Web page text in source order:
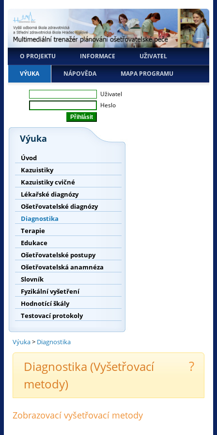
O PROJEKTU INFORMACE UŽIVATEL
VÝUKA NÁPOVĚDA MAPA PROGRAMU
Uživatel
Heslo
Výuka
Úvod
Kazuistiky
Kazuistiky cvičné
Lékařské diagnózy
Ošetřovatelské diagnózy
Diagnostika
Terapie
Edukace
Ošetřovatelské postupy
Ošetřovatelská anamnéza
Slovník
Fyzikální vyšetření
Hodnotící škály
Testovací protokoly
Výuka> Diagnostika
Diagnostika (Vyšetřovací
metody)
?
Zobrazovací vyšetřovací metody